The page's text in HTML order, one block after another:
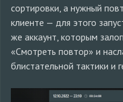
сортировки, а нужный
клиенте — для этого
же аккаунт, которым
«Смотреть повтор» и
блистательной тактики и